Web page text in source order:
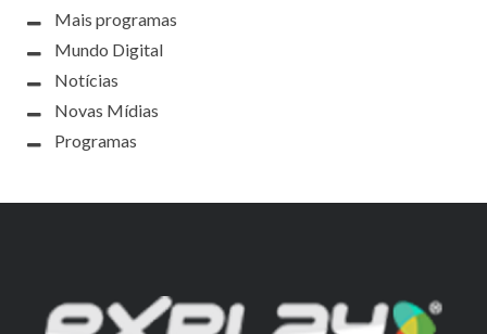
Mais programas
Mundo Digital
Notícias
Novas Mídias
Programas